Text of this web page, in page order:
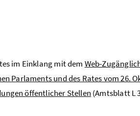
im Einklang mit dem Web-
Parlaments und des Rates vom 26.
öffentlicher Stellen (Amtsblatt L